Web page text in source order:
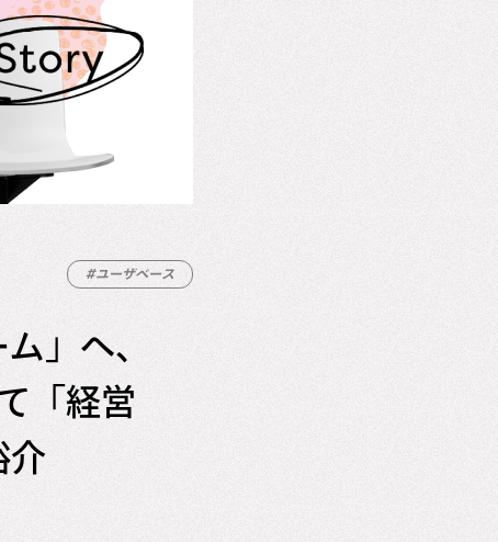
#ユーザベース
」へ、
「経営
介